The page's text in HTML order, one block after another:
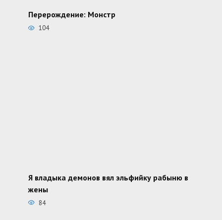
Перерождение: Монстр
104
Я владыка демонов вял эльфийку рабыню в
жены
84